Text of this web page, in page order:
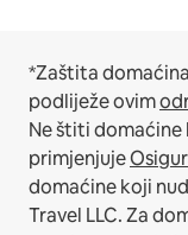
*Zaštita
podliježe ovim
Ne štiti domaćine
primjenjuje
domaćine koji
Travel LLC.Za